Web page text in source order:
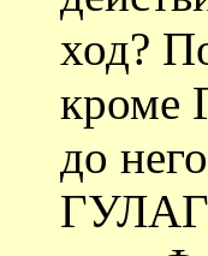
ход?
кроме
до
ГУЛАГ-